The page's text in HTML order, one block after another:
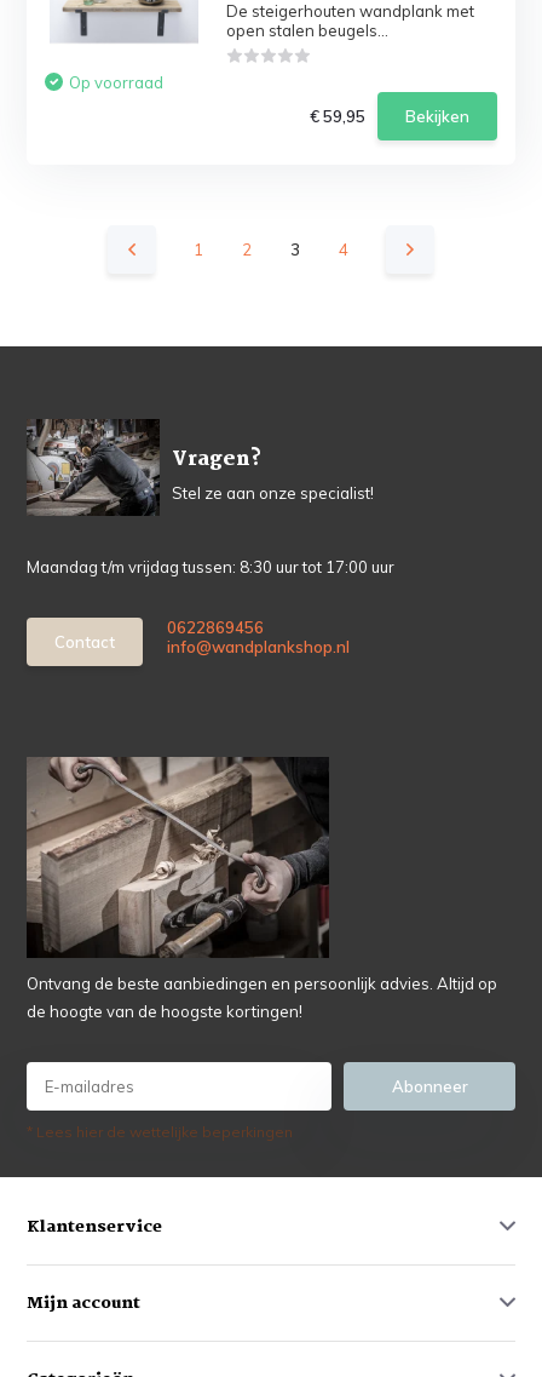
De steigerhouten wandplank met
open stalen beugels...
Op voorraad
€ 59,95
Bekijken
1 2 3 4
Vragen?
Stel ze aan onze specialist!
Maandag t/m vrijdag tussen: 8:30 uur tot 17:00 uur
Contact
0622869456
info@wandplankshop.nl
Ontvang de beste aanbiedingen en persoonlijk advies. Altijd op
de hoogte van de hoogste kortingen!
Abonneer
* Lees hier de wettelijke beperkingen
Klantenservice
Mijn account